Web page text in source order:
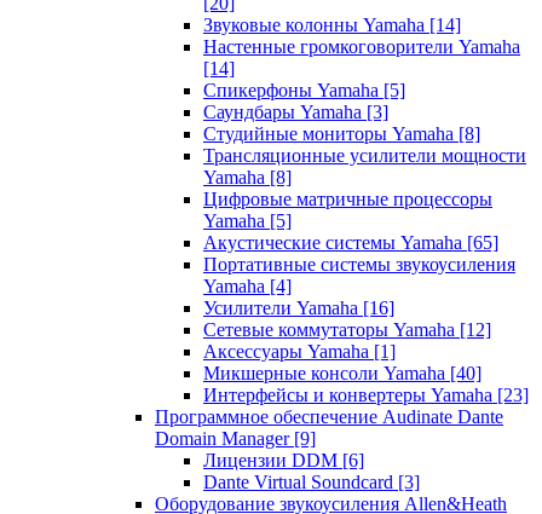
Звуковые колонны Yamaha [14]
Настенные громкоговорители Yamaha
[14]
Спикерфоны Yamaha [5]
Саундбары Yamaha [3]
Студийные мониторы Yamaha [8]
Трансляционные усилители мощности
Yamaha [8]
Цифровые матричные процессоры
Yamaha [5]
Акустические системы Yamaha [65]
Портативные системы звукоусиления
Yamaha [4]
Усилители Yamaha [16]
Сетевые коммутаторы Yamaha [12]
Аксессуары Yamaha [1]
Микшерные консоли Yamaha [40]
Интерфейсы и конвертеры Yamaha [23]
Программное обеспечение Audinate Dante
Domain Manager [9]
Лицензии DDM [6]
Dante Virtual Soundcard [3]
Оборудование звукоусиления Allen&Heath